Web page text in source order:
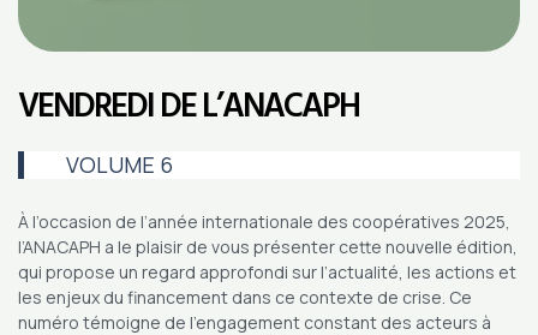
VENDREDI DE L’ANACAPH
VOLUME 6
À l’occasion de l’année internationale des coopératives 2025,
l’ANACAPH a le plaisir de vous présenter cette nouvelle édition,
qui propose un regard approfondi sur l’actualité, les actions et
les enjeux du financement dans ce contexte de crise. Ce
numéro témoigne de l’engagement constant des acteurs à